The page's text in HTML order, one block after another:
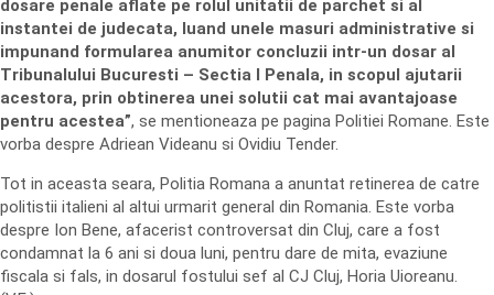
dosare penale aflate pe rolul unitatii de parchet si al
instantei de judecata, luand unele masuri administrative si
impunand formularea anumitor concluzii intr-un dosar al
Tribunalului Bucuresti – Sectia I Penala, in scopul ajutarii
acestora, prin obtinerea unei solutii cat mai avantajoase
pentru acestea”, se mentioneaza pe pagina Politiei Romane. Este
vorba despre Adriean Videanu si Ovidiu Tender.
Tot in aceasta seara, Politia Romana a anuntat retinerea de catre
politistii italieni al altui urmarit general din Romania. Este vorba
despre Ion Bene, afacerist controversat din Cluj, care a fost
condamnat la 6 ani si doua luni, pentru dare de mita, evaziune
fiscala si fals, in dosarul fostului sef al CJ Cluj, Horia Uioreanu.